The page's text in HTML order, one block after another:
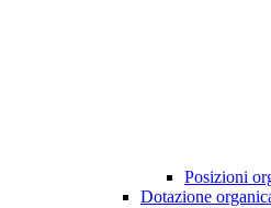
Posizioni
Dotazione